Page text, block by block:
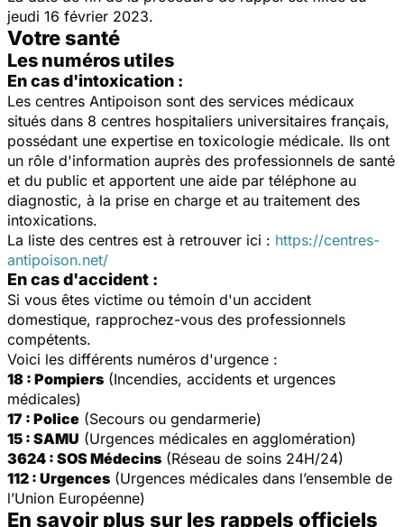
jeudi 16 février 2023.
Votre santé
Les numéros utiles
En cas d'intoxication :
Les centres Antipoison sont des services médicaux
situés dans 8 centres hospitaliers universitaires français,
possédant une expertise en toxicologie médicale. Ils ont
un rôle d'information auprès des professionnels de santé
et du public et apportent une aide par téléphone au
diagnostic, à la prise en charge et au traitement des
intoxications.
La liste des centres est à retrouver ici : https://centres-
antipoison.net/
En cas d'accident :
Si vous êtes victime ou témoin d'un accident
domestique, rapprochez-vous des professionnels
compétents.
Voici les différents numéros d'urgence :
18 : Pompiers (Incendies, accidents et urgences
médicales)
17 : Police (Secours ou gendarmerie)
15 : SAMU (Urgences médicales en agglomération)
3624 : SOS Médecins (Réseau de soins 24H/24)
112 : Urgences (Urgences médicales dans l’ensemble de
l’Union Européenne)
En savoir plus sur les rappels officiels